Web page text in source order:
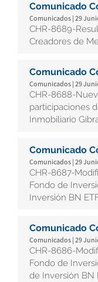
Comunicado
Comunicados | 29
CHR-8689-
Creadores de
Comunicado
Comunicados | 29
CHR-8688-
participaciones
Inmobiliario
Comunicado
Comunicados | 29
CHR-8687-
Fondo de
Inversión BN
Comunicado
Comunicados | 29
CHR-8686-
Fondo de
de Inversión BN